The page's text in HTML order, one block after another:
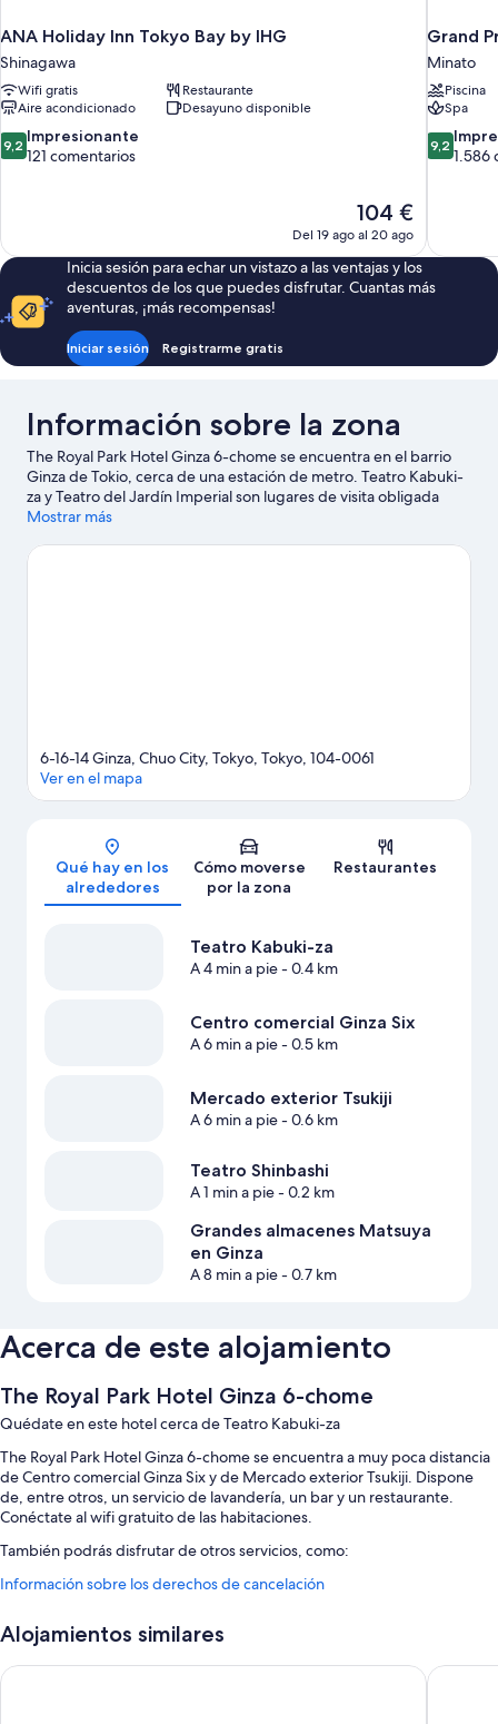
ANA Holiday Inn Tokyo Bay by IHG
Shinagawa
Wifi gratis
Restaurante
Aire acondicionado
Desayuno disponible
9.2
sobre
9,2 Impresionante
121 comentarios
El
precio
es
de
104 €
Del 19 ago al 20 ago
Grand
Minato
Piscina
Spa
9.2
sobre
9,2
1.586
Inicia sesión para echar un vistazo a las ventajas y los
descuentos de los que puedes disfrutar. Cuantas más
aventuras, ¡más recompensas!
Iniciar sesión Registrarme gratis
Información sobre la zona
The Royal Park Hotel Ginza 6-chome se encuentra en el barrio
Ginza de Tokio, cerca de una estación de metro. Teatro Kabuki-
za y Teatro del Jardín Imperial son lugares de visita obligada
para los aficionados a la cultura; si lo tuyo son las compras, no
exterior Tsukiji. También merece la pena acercarse a Foro
Mostrar más
Mapa
6-16-14 Ginza, Chuo City, Tokyo, Tokyo, 104-0061
Ver en el mapa
Qué hay en los
alrededores
Cómo moverse
por la zona
Restaurantes
Teatro Kabuki-za
A 4 min a pie- 0.4 km
Centro comercial Ginza Six
A 6 min a pie- 0.5 km
Mercado exterior Tsukiji
A 6 min a pie- 0.6 km
Teatro Shinbashi
A 1 min a pie- 0.2 km
Grandes almacenes Matsuya
en Ginza
A 8 min a pie- 0.7 km
Acerca de este alojamiento
The Royal Park Hotel Ginza 6-chome
Quédate en este hotel cerca de Teatro Kabuki-za
The Royal Park Hotel Ginza 6-chome se encuentra a muy poca distancia
de Centro comercial Ginza Six y de Mercado exterior Tsukiji. Dispone
de, entre otros, un servicio de lavandería, un bar y un restaurante.
Conéctate al wifi gratuito de las habitaciones.
También podrás disfrutar de otros servicios, como:
Desayuno bufé (de pago), un ascensor y un servicio de recepción las
Consigna de equipaje y una máquina expendedora
Características de la habitación
Información sobre los derechos de cancelación
Alojamientos similares
The Royal Park Canvas - Ginza 8 The